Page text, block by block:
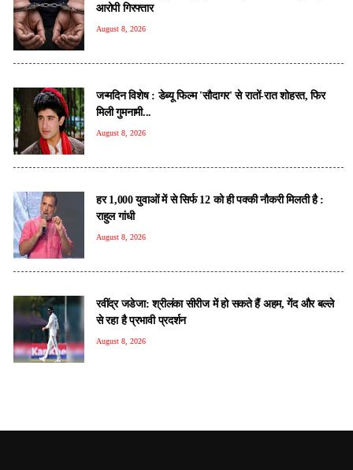
आरोपी गिरफ्तार
August 8, 2026
जन्मदिन विशेष : डेब्यू फिल्म 'सौदागर' से रातों-रात शोहरत, फिर
मिली गुमनामी...
August 8, 2026
हर 1,000 युवाओं में से सिर्फ 12 को ही पक्की नौकरी मिलती है :
राहुल गांधी
August 8, 2026
रवींद्र जडेजा: श्रीलंका सीरीज में हो सकते हैं अहम, गेंद और बल्ले
से रहा है प्रभावी प्रदर्शन
August 8, 2026